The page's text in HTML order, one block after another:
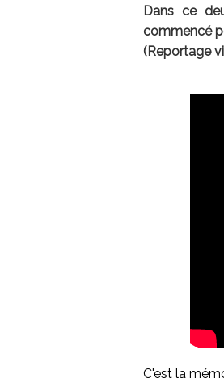
Dans ce
commencé
(Reportage
C'est la